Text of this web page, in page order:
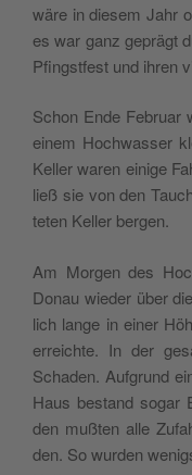
wäre in die­sem Jahr
es war ganz geprägt
Pfingst­fe­st und ihren
Schon Ende Februar
einem Hoch­was­ser
Kel­ler waren eini­ge
ließ sie von den
te­ten Kel­ler bergen.
Am Mor­gen des
Donau wie­der über
lich lan­ge in einer
errei­ch­te. In der
Scha­den. Auf­grund
Haus bestand sogar
den muß­ten alle
den. So wur­den